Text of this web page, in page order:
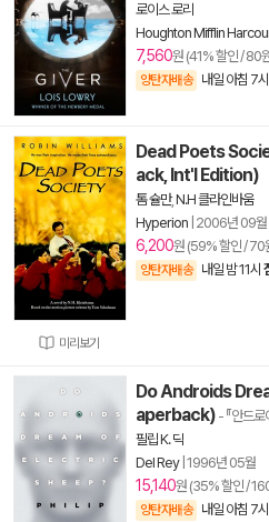
로이스 로리
Houghton Mifflin
7,560원 (41% 할인 / 80
양탄자배송 내일 아침 7시
미리보기
Dead Poets
ack, Int'l Edition)
톰 슐만,N.H 클라인바움
Hyperion 2006년 09월
6,200원 (59% 할인 / 70
양탄자배송 내일 밤 11시
Do Androids
aperback) - 『안드
필립 K. 딕
Del Rey| 1996년 05월
15,140원 (35% 할인 /
양탄자배송 내일 아침 7시